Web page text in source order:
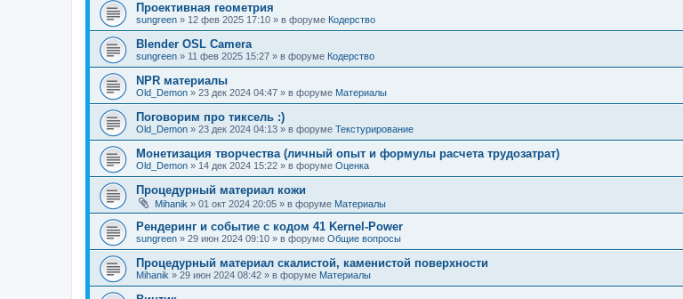
Проективная геометрия
sungreen » 12 фев 2025 17:10 » в форуме Кодерство
Blender OSL Camera
sungreen » 11 фев 2025 15:27 » в форуме Кодерство
NPR материалы
Old_Demon » 23 дек 2024 04:47 » в форуме Материалы
Поговорим про тиксель :)
Old_Demon » 23 дек 2024 04:13 » в форуме Текстурирование
Монетизация творчества (личный опыт и формулы расчета трудозатрат)
Old_Demon » 14 дек 2024 15:22 » в форуме Оценка
Процедурный материал кожи
Mihanik » 01 окт 2024 20:05 » в форуме Материалы
Рендеринг и событие с кодом 41 Kernel-Power
sungreen » 29 июн 2024 09:10 » в форуме Общие вопросы
Процедурный материал скалистой, каменистой поверхности
Mihanik » 29 июн 2024 08:42 » в форуме Материалы